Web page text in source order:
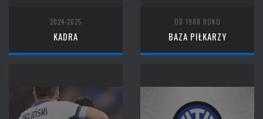
2024-2025
KADRA
OD 1908 ROKU
BAZA PIŁKARZY